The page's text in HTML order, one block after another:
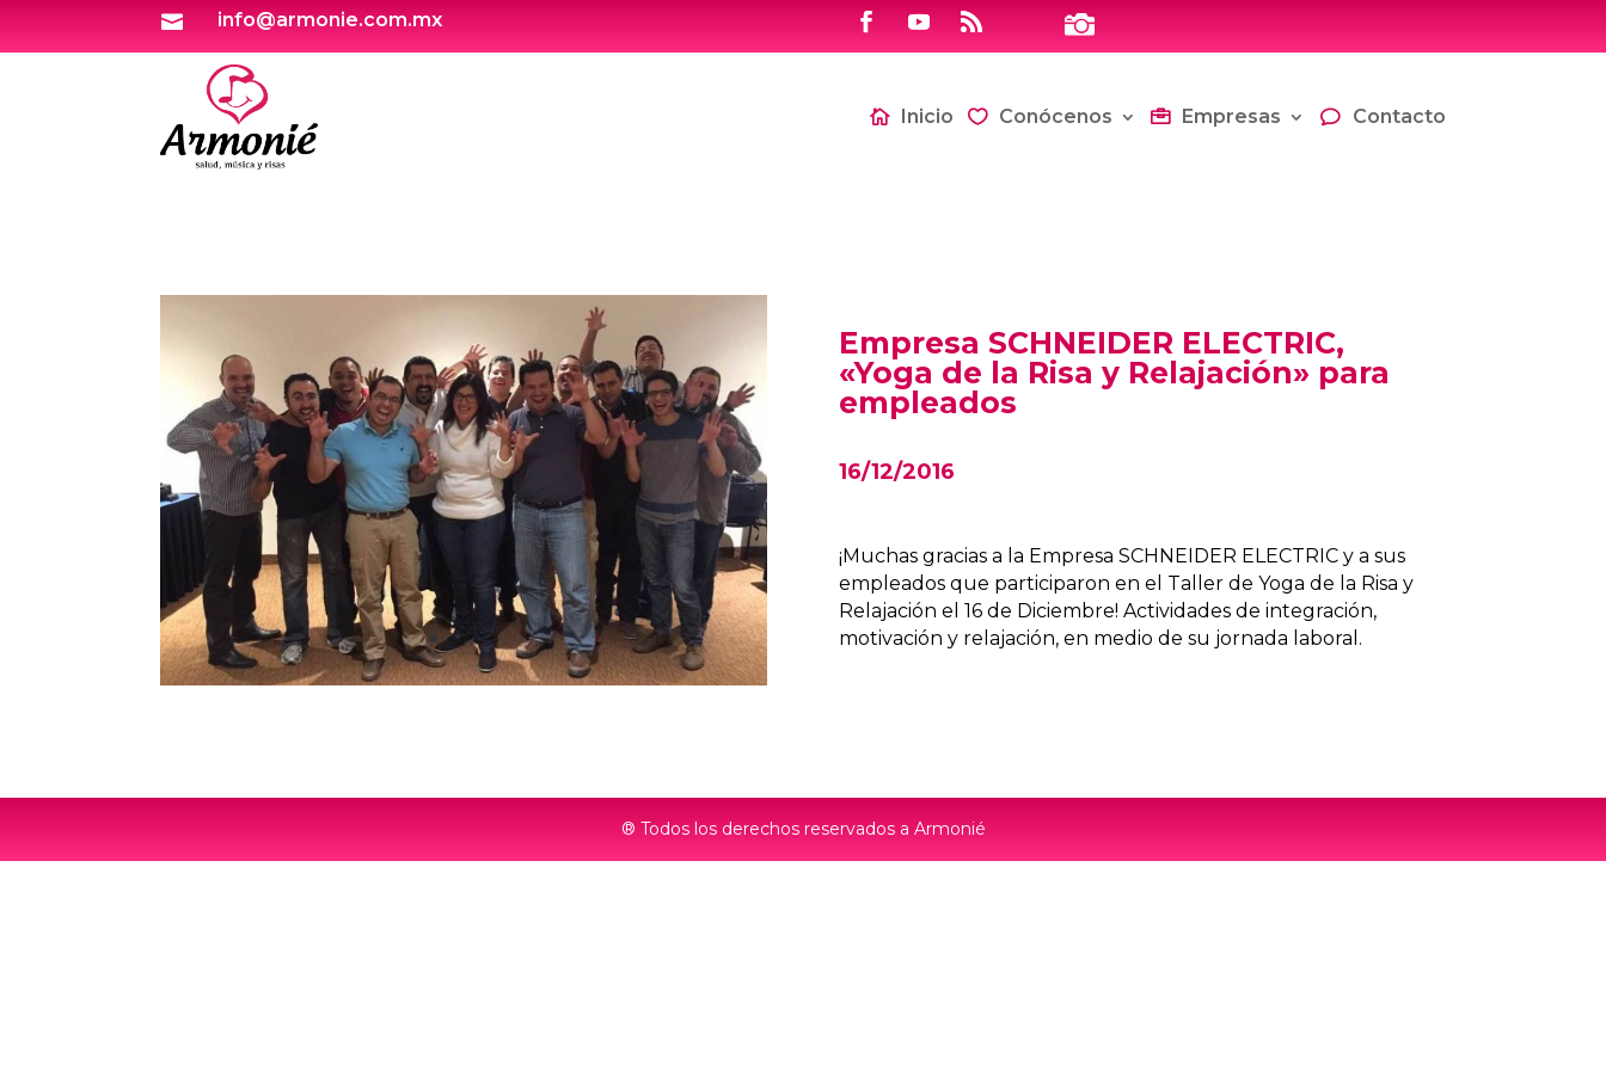
 info@armonie.com.mx 
Inicio Conócenos Empresas Contacto
Empresa SCHNEIDER ELECTRIC,
«Yoga de la Risa y Relajación» para
empleados
16/12/2016
¡Muchas gracias a la Empresa SCHNEIDER ELECTRIC y a sus
empleados que participaron en el Taller de Yoga de la Risa y
Relajación el 16 de Diciembre! Actividades de integración,
motivación y relajación, en medio de su jornada laboral.
® Todos los derechos reservados a Armonié